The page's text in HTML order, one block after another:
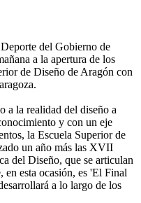
del Gobierno de
a la apertura de los
de Diseño de Aragón con
a la realidad del diseño a
y con un eje
la Escuela Superior de
un año más las XVII
del Diseño, que se articulan
en esta ocasión, es 'El Final
a lo largo de los